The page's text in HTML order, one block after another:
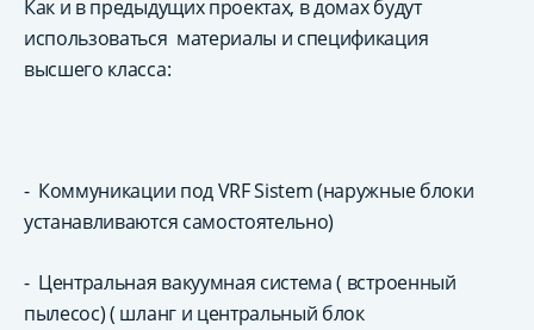
Как и в предыдущих проектах, в домах будут
использоваться материалы и спецификация
высшего класса:
- Коммуникации под VRF Sistem (наружные блоки
устанавливаются самостоятельно)
- Центральная вакуумная система ( встроенный
пылесос) ( шланг и центральный блок